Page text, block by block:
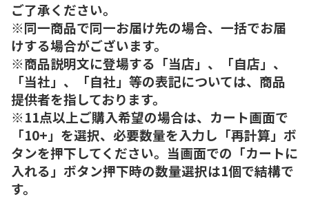
ご了承ください。
※同一商品で同一お届け先の場合、一括でお届
けする場合がございます。
※商品説明文に登場する「当店」、「自店」、
「当社」、「自社」等の表記については、商品
提供者を指しております。
※11点以上ご購入希望の場合は、カート画面で
「10+」を選択、必要数量を入力し「再計算」ボ
タンを押下してください。当画面での「カートに
入れる」ボタン押下時の数量選択は1個で結構で
す。